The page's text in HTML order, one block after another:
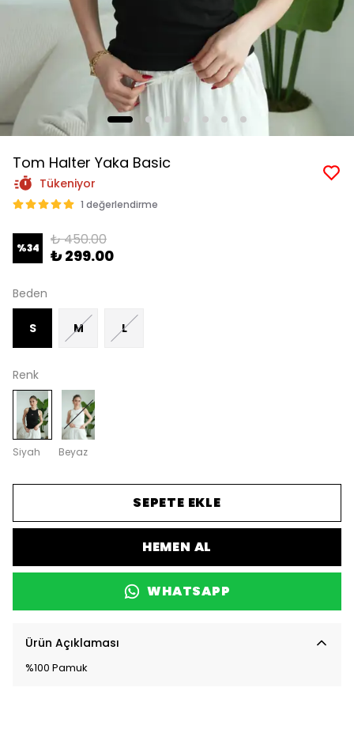
Tom Halter Yaka Basic
Tükeniyor
1 değerlendirme
%34 ₺ 450.00
₺ 299.00
Beden
S M L
Renk
Siyah Beyaz
SEPETE EKLE
HEMEN AL
WHATSAPP
Ürün Açıklaması
%100 Pamuk